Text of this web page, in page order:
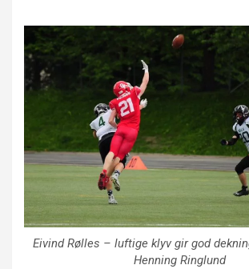
Eivind Rølles – luftige klyv gir god
Henning Ringlund